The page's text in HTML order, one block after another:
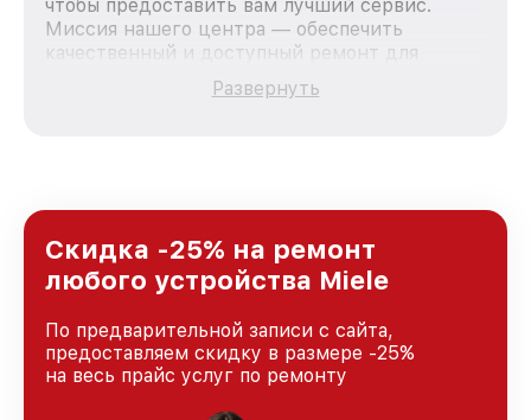
чтобы предоставить вам лучший сервис.
Миссия нашего центра — обеспечить
качественный и доступный ремонт для
каждого пользователя продукции Miele, вне
зависимости от сложности поломки. Мы
и лояльности наших клиентов.
Развернуть
Скидка -25% на ремонт
любого устройства Miele
По предварительной записи с сайта,
предоставляем скидку в размере -25%
на весь прайс услуг по ремонту